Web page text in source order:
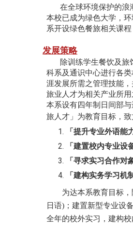
在全球环境保护的浪潮
本校已成为绿色大学，
系开设绿色餐旅相关课
发展策略
除训练学生餐饮及旅
科系及通识中心进行各
涯发展所需之管理技能
旅业人才为相关产业所用
本系设有四年制日间部
旅人才」为教育目标，致
「提升专业外语能
「建置校内专业设
「寻求实习合作对
「建构实务学习
为达本系教育目标，
日语)；建置新型专业设
全年的校外实习，建构